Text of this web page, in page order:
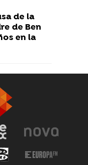
de la
de Ben
en la